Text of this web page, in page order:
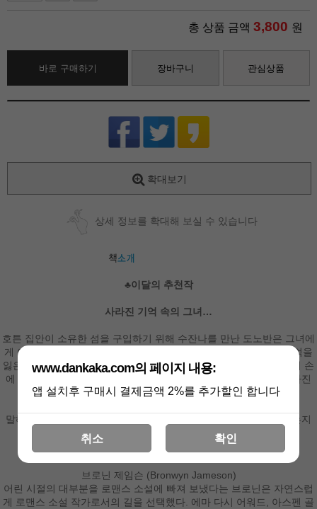
총 상품 금액 3,800 원
바로 구매하기 장바구니 관심상품
확대보기
상세 정보를 확대해 보실 수 있습니다
♣이달의 추천작
사라진 기억 속의 그녀…
호튼 집안이 소유한 섬을 구입하기 위해 수잔나를 만난 도노반은 그녀에
게 이끌려 하룻밤을 보낸다. 그러나 그 후 강도를 당해 며칠간의 기억을
잃은 도노반. 그가 정신을 차렸을 땐 이미 섬과 수잔나는 다른 남자의 손
에 넘어간 뒤였다. 배신감을 느낀 도노반은 섬에 대한 소유권과 사라진
기억을 되찾기 위해 수잔나와 재회하는데….
말해 봐. 당신이 나에게 어떤 의미였는지… 그리고 왜 나를 배신했는지
브로닌 제임슨 (Bronwyn Jameson)
어린 시절의 대부분을 로맨스 소설에 빠져 보냈다는 브로닌은 자연스럽
게 로맨스 소설 작가로서의 길을 선택했다. 에마 다시 어워드, 아스펜 골
www.dankaka.com의 페이지 내용:
앱 설치후 구매시 결제금액 2%를 추가할인 합니다
취소 확인